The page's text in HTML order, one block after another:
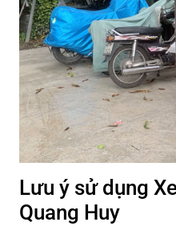
Lưu ý sử dụng
Quang Huy